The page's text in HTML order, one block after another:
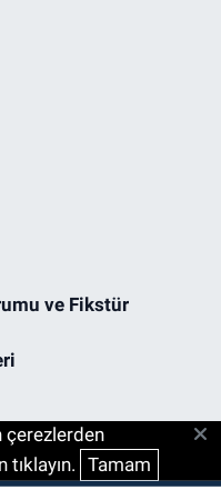
ve Fikstür
çerezlerden
Tamam